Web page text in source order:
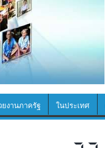
งานภาครัฐ ในประเทศ